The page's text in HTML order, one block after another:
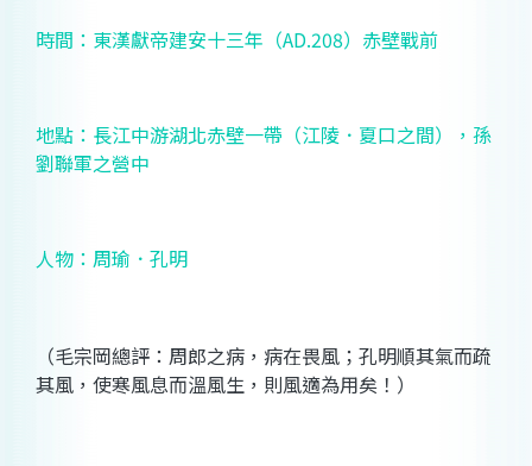
時間：東漢獻帝建安十三年（AD.208）赤壁戰前
地點：長江中游湖北赤壁一帶（江陵．夏口之間），孫
劉聯軍之營中
人物：周瑜．孔明
（毛宗岡總評：周郎之病，病在畏風；孔明順其氣而疏
其風，使寒風息而溫風生，則風適為用矣！）